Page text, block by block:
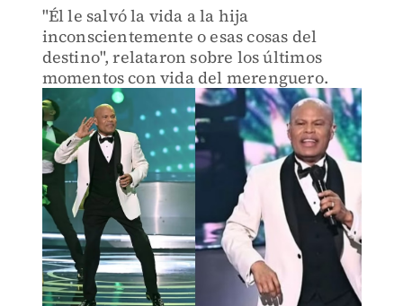
"Él le salvó la vida a la hija
inconscientemente o esas cosas del
destino", relataron sobre los últimos
momentos con vida del merenguero.